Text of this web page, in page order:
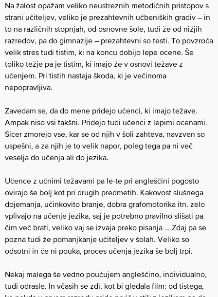
Na žalost opažam veliko neustreznih metodičnih pristopov s
strani učiteljev, veliko je prezahtevnih učbeniških gradiv – in
to na različnih stopnjah, od osnovne šole, tudi že od nižjih
razredov, pa do gimnazije – prezahtevni so testi. To povzroča
velik stres tudi tistim, ki na koncu dobijo lepe ocene. Še
toliko težje pa je tistim, ki imajo že v osnovi težave z
učenjem. Pri tistih nastaja škoda, ki je večinoma
nepopravljiva.
Zavedam se, da do mene pridejo učenci, ki imajo težave.
Ampak niso vsi takšni. Pridejo tudi učenci z lepimi ocenami.
Sicer zmorejo vse, kar se od njih v šoli zahteva, navzven so
uspešni, a za njih je to velik napor, poleg tega pa ni več
veselja do učenja ali do jezika.
Učence z učnimi težavami pa le-te pri angleščini pogosto
ovirajo še bolj kot pri drugih predmetih. Kakovost slušnega
dojemanja, učinkovito branje, dobra grafomotorika itn. zelo
vplivajo na učenje jezika, saj je potrebno pravilno slišati pa
čim več brati, veliko vaj se izvaja preko pisanja … Zdaj pa se
pozna tudi že pomanjkanje učiteljev v šolah. Veliko so
odsotni in če ni pouka, proces učenja jezika še bolj trpi.
Nekaj malega še vedno poučujem angleščino, individualno,
tudi odrasle. In včasih se zdi, kot bi gledala film: od tistega,